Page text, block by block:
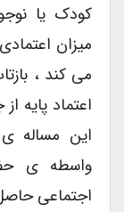
کودک یا
میزان
می کند ،
اعتماد پایه
این مساله
واسطه ی
اجتماعی